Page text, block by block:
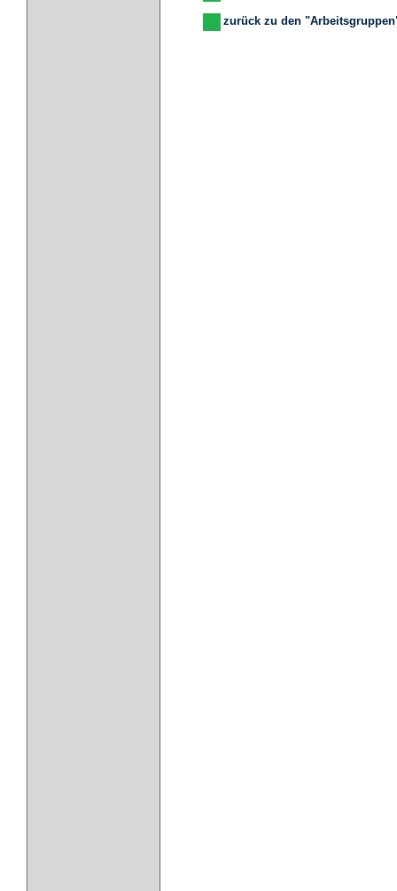
zurück zu den